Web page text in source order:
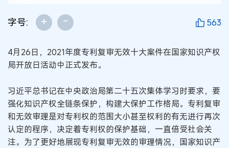
字号: + - 563
4月26日，2021年度专利复审无效十大案件在国家知识产权
局开放日活动中正式发布。
习近平总书记在中央政治局第二十五次集体学习时要求，要
强化知识产权全链条保护，构建大保护工作格局。专利复审
和无效审理是对专利权的范围大小甚至权利的有无进行再次
认定的程序，决定着专利权的保护基础，一直倍受社会关
注。为了更好地展现专利复审无效的审理情况，国家知识产